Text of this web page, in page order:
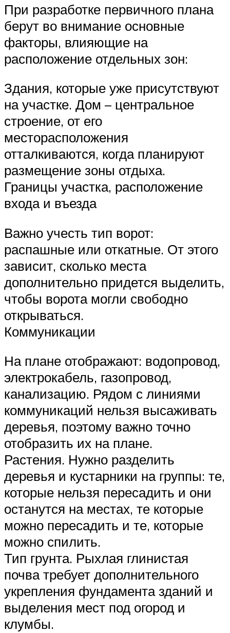
При разработке первичного плана
берут во внимание основные
факторы, влияющие на
расположение отдельных зон:
Здания, которые уже присутствуют
на участке. Дом – центральное
строение, от его
месторасположения
отталкиваются, когда планируют
размещение зоны отдыха.
Границы участка, расположение
входа и въезда
Важно учесть тип ворот:
распашные или откатные. От этого
зависит, сколько места
дополнительно придется выделить,
чтобы ворота могли свободно
открываться.
Коммуникации
На плане отображают: водопровод,
электрокабель, газопровод,
канализацию. Рядом с линиями
коммуникаций нельзя высаживать
деревья, поэтому важно точно
отобразить их на плане.
Растения. Нужно разделить
деревья и кустарники на группы: те,
которые нельзя пересадить и они
останутся на местах, те которые
можно пересадить и те, которые
можно спилить.
Тип грунта. Рыхлая глинистая
почва требует дополнительного
укрепления фундамента зданий и
выделения мест под огород и
клумбы.